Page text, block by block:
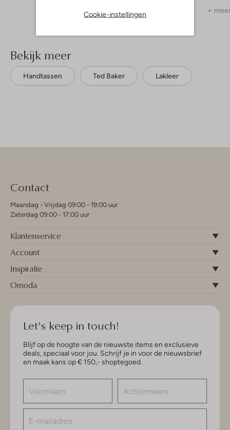
Cookie-instellingen +
Bekijk meer
Handtassen Ted Baker Lakleer
Contact
Maandag - Vrijdag 09:00 - 19:00 uur
Zaterdag 09:00 - 17:00 uur
Klantenservice
Account
Inspiratie
Omoda
Let's keep in touch!
Blijf op de hoogte van de nieuwste items en exclusieve
deals, speciaal voor jou. Schrijf je in voor de nieuwsbrief
en maak kans op € 150,- shoptegoed.